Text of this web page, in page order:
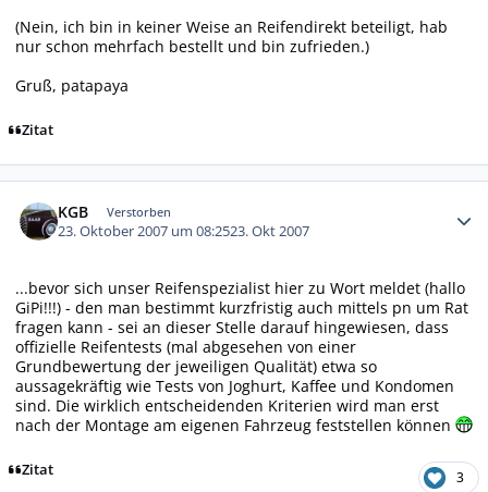
(Nein, ich bin in keiner Weise an Reifendirekt beteiligt, hab
nur schon mehrfach bestellt und bin zufrieden.)
Gruß, patapaya
Zitat
KGB Verstorben
23. Oktober 2007 um 08:2523. Okt 2007
...bevor sich unser Reifenspezialist hier zu Wort meldet (hallo
GiPi!!!) - den man bestimmt kurzfristig auch mittels pn um Rat
fragen kann - sei an dieser Stelle darauf hingewiesen, dass
offizielle Reifentests (mal abgesehen von einer
Grundbewertung der jeweiligen Qualität) etwa so
aussagekräftig wie Tests von Joghurt, Kaffee und Kondomen
sind. Die wirklich entscheidenden Kriterien wird man erst
nach der Montage am eigenen Fahrzeug feststellen können
Zitat 3